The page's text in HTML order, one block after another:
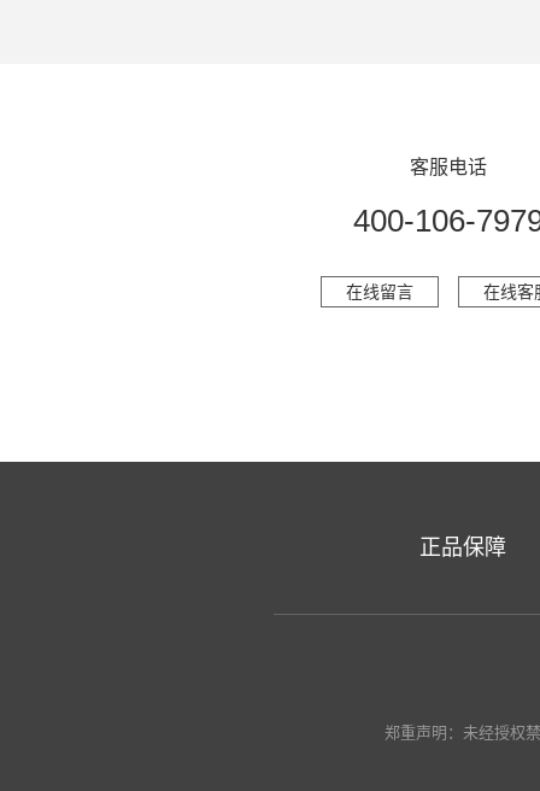
客服电话
400-106-
在线留言 在线客
正品保障
郑重声明：未经授权